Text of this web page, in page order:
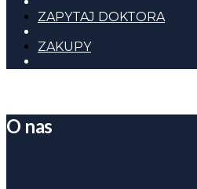
ZAPYTAJ DOKTORA
ZAKUPY
O nas